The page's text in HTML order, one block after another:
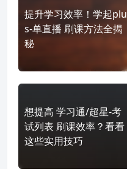
提升学习效率！学起plu
s-单直播 刷课方法全揭
秘
想提高 学习通/超星-考
试列表 刷课效率？看看
这些实用技巧